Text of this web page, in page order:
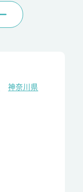
神奈川県